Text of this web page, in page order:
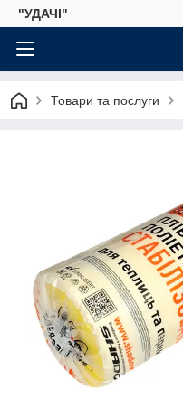
"УДАЧІ"
Товари та послуги